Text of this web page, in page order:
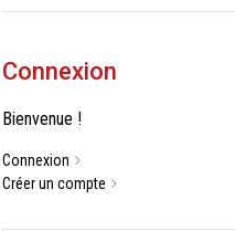
Connexion
Bienvenue !
Connexion
Créer un compte